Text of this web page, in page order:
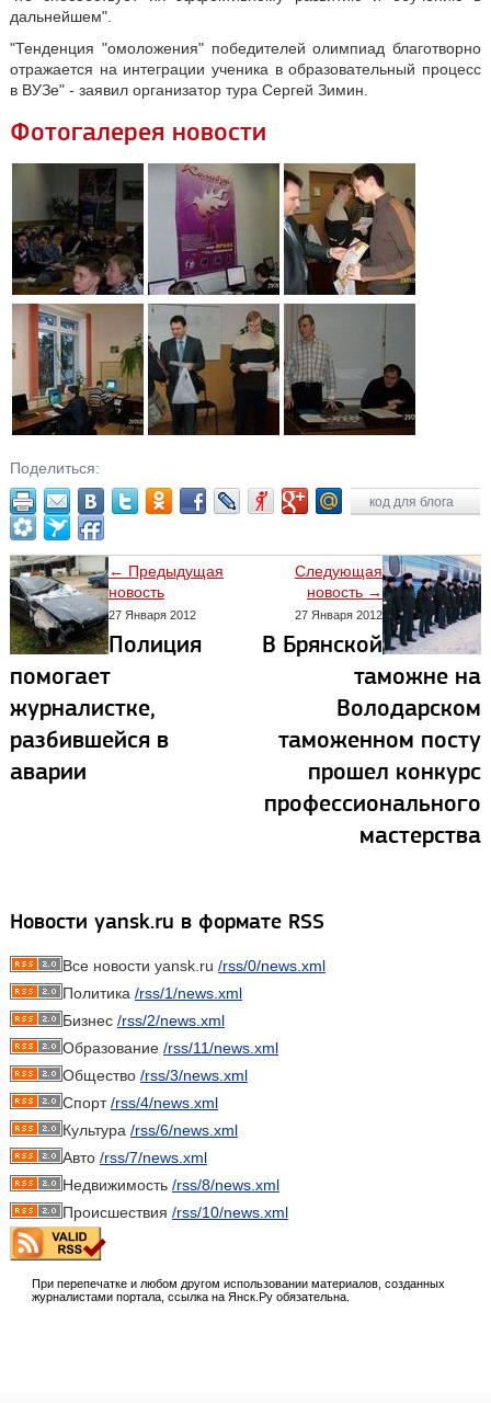
дальнейшем".
"Тенденция "омоложения" победителей олимпиад благотворно
отражается на интеграции ученика в образовательный процесс
в ВУЗе" - заявил организатор тура Сергей Зимин.
Фотогалерея новости
Поделиться:
код для блога
← Предыдущая
новость
27 Января 2012
Полиция
помогает
журналистке,
разбившейся в
аварии
Следующая
новость →
27 Января 2012
В Брянской
таможне на
Володарском
таможенном посту
прошел конкурс
профессионального
мастерства
Новости yansk.ru в формате RSS
Все новости yansk.ru /rss/0/news.xml
Политика /rss/1/news.xml
Бизнес /rss/2/news.xml
Образование /rss/11/news.xml
Общество /rss/3/news.xml
Спорт/rss/4/news.xml
Культура /rss/6/news.xml
Авто /rss/7/news.xml
Недвижимость /rss/8/news.xml
Происшествия /rss/10/news.xml
При перепечатке и любом другом использовании материалов, созданных
журналистами портала, ссылка на Янск.Ру обязательна.